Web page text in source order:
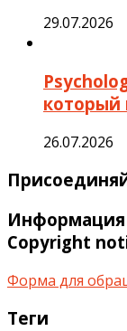
29.07.2026
который
26.07.2026
Информация
Copyright
Форма для
Теги